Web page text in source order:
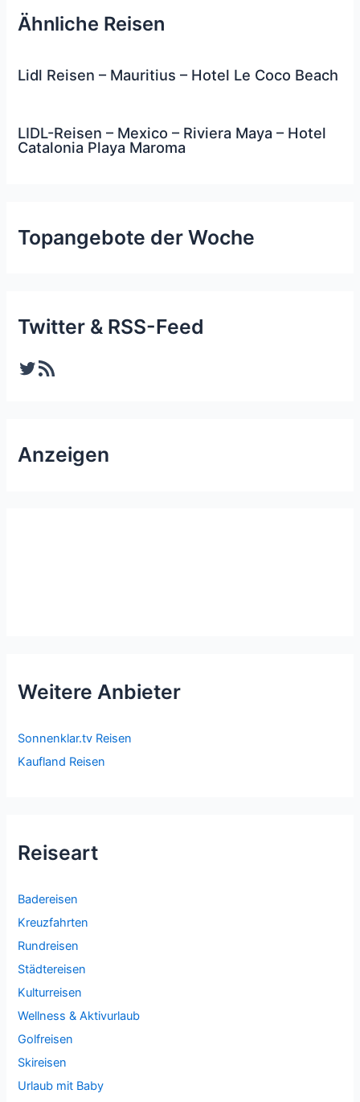
Ähnliche Reisen
Lidl Reisen – Mauritius – Hotel Le Coco Beach
LIDL-Reisen – Mexico – Riviera Maya – Hotel
Catalonia Playa Maroma
Topangebote der Woche
Twitter & RSS-Feed
Twitter RSS-Feed
Anzeigen
Weitere Anbieter
Sonnenklar.tv Reisen
Kaufland Reisen
Reiseart
Badereisen
Kreuzfahrten
Rundreisen
Städtereisen
Kulturreisen
Wellness & Aktivurlaub
Golfreisen
Skireisen
Urlaub mit Baby